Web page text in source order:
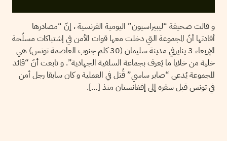
و قالت صحيفة “ليبيراسيون” اليومية الفرنسية ، إنّ “مصادرها
أفادتها أنّ المجموعة التي دخلت معها قوات الأمن في إشتباكات مسلّحة
الإربعاء 3 ينايرفي مدينة سليمان (30 كلم جنوب العاصمة تونس) هي
خلية من خلايا ما يُعرف بجماعة السلفية الجهادية”. و تابعت أنّ “قائد
المجموعة يُدعى “صابر ساسي” قُتل في العملية و كان سابقا رجل أمن
في تونس قبل سفره إلى إفغانستان منذ […].